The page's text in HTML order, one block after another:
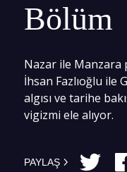
Bölüm
Nazar ile Manzara
İhsan Fazlıoğlu ile
algısı ve tarihe
vigizmi ele alıyor.
PAYLAŞ